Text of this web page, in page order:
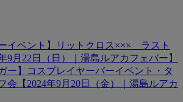
イベント】リットクロス××× ラスト
9月22日（日）｜湯島ルアカフェバー】
ー】コスプレイヤーバーイベント・タ
会【2024年9月20日（金）｜湯島ルアカ